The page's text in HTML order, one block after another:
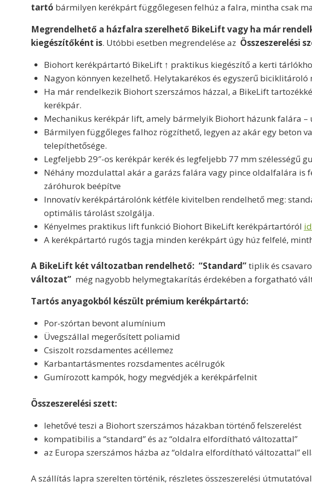
tartó bármilyen kerékpárt függőlegesen felhúz a falra, mintha csak
Megrendelhető a házfalra szerelhető BikeLift vagy ha már
kiegészítőként is. Utóbbi esetben megrendelése az Összeszerelési
Biohort kerékpártartó BikeLift ↑ praktikus kiegészítő a kerti
Nagyon könnyen kezelhető. Helytakarékos és egyszerű biciklitároló
Ha már rendelkezik Biohort szerszámos házzal, a BikeLift
kerékpár.
Mechanikus kerékpár lift, amely bármelyik Biohort házunk falára –
Bármilyen függőleges falhoz rögzíthető, legyen az akár egy beton
telepíthetősége.
Legfeljebb 29″-os kerékpár kerék és legfeljebb 77 mm
Néhány mozdulattal akár a garázs falára vagy pince oldalfalára
záróhurok beépítve
Innovatív kerékpártárolónk kétféle kivitelben rendelhető meg:
optimális tárolást szolgálja.
Kényelmes praktikus lift funkció Biohort BikeLift kerékpártartóról
A kerékpártartó rugós tagja minden kerékpárt úgy húz felfelé,
A BikeLift két változatban rendelhető: “Standard”tiplik és
változat” még nagyobb helymegtakarítás érdekében a forgatható
Tartós anyagokból készült prémium kerékpártartó:
Por-szórtan bevontalumínium
Üvegszállal megerősített poliamid
Csiszolt rozsdamentes acéllemez
Karbantartásmentes rozsdamentes acélrugók
Gumírozott kampók, hogy megvédjék a kerékpárfelnit
Összeszerelési szett:
lehetővé teszi a Biohort szerszámos házakban történő felszerelést
kompatibilis a “standard” és az “oldalra elfordítható változattal”
az Europa szerszámos házba az “oldalra elfordítható változattal”
A szállítás lapra szerelten történik, részletes összeszerelési